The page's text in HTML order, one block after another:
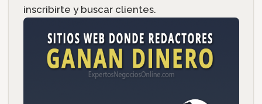
inscribirte y buscar clientes.